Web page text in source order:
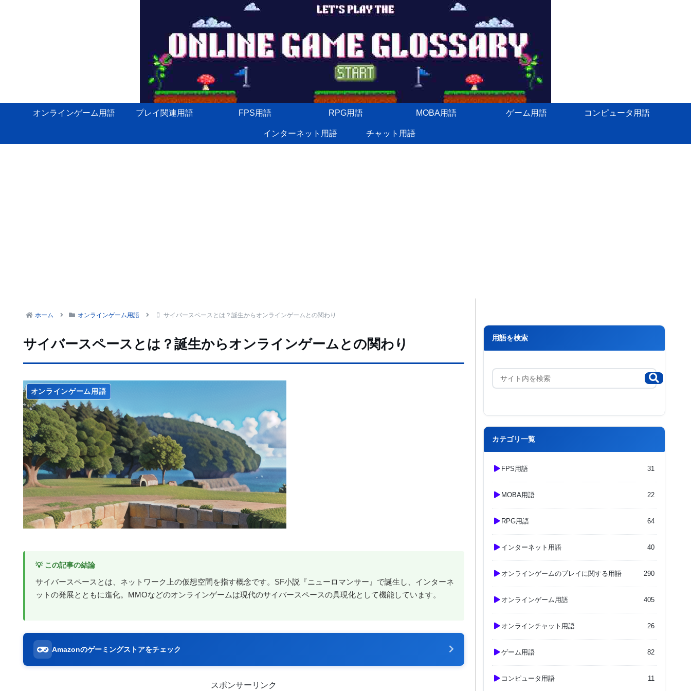
オンラインゲーム用語 プレイ関連用語 FPS用語 RPG用語 MOBA用語 ゲーム用語 コンピュータ用語
インターネット用語 チャット用語
ホーム オンラインゲーム用語 サイバースペースとは？誕生からオンラインゲームとの関わり
サイバースペースとは？誕生からオンラインゲームとの関わり
オンラインゲーム用語
💡 この記事の結論
サイバースペースとは、ネットワーク上の仮想空間を指す概念です。SF小説『ニューロマンサー』で誕生し、インターネ
ットの発展とともに進化。MMOなどのオンラインゲームは現代のサイバースペースの具現化として機能しています。
Amazonのゲーミングストアをチェック
スポンサーリンク
用語を検索
カテゴリ一覧
FPS用語 31
MOBA用語 22
RPG用語 64
インターネット用語 40
オンラインゲームのプレイに関する用語 290
オンラインゲーム用語 405
オンラインチャット用語 26
ゲーム用語 82
コンピュータ用語 11